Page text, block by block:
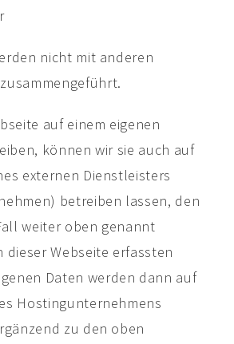
nicht mit anderen
auf einem eigenen
können wir sie auch auf
externen Dienstleisters
betreiben lassen, den
weiter oben genannt
dieser Webseite erfassten
Daten werden dann auf
Hostingunternehmens
zu den oben